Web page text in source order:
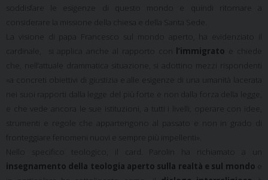
soddisfare le esigenze di questo mondo e quindi ritornare a
considerare la missione della chiesa e della Santa Sede.
La visione di papa Francesco sul mondo aperto, ha evidenziato il
cardinale, si applica anche al rapporto con l’immigrato e chiede
che, nell’attuale drammatica situazione, si adottino mezzi rispondenti
«a concreti obiettivi di giustizia e alle esigenze di una umanità lacerata
nei suoi rapporti dalla legge del più forte e non dalla forza della legge,
e che vede ancora le sue istituzioni, a tutti i livelli, operare con idee,
strumenti e regole che appartengono al passato e non in grado di
fronteggiare fenomeni nuovi e sempre più impellenti».
Nello specifico teologico, il card. Parolin ha richiamato a un
insegnamento della teologia aperto sulla realtà e sul mondo